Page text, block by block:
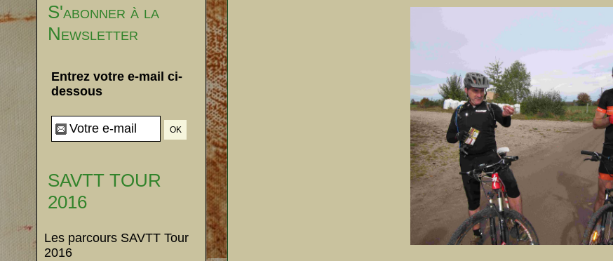
S'abonner à la
Newsletter
Entrez votre e-mail ci-
dessous
SAVTT TOUR
2016
Les parcours SAVTT Tour
2016